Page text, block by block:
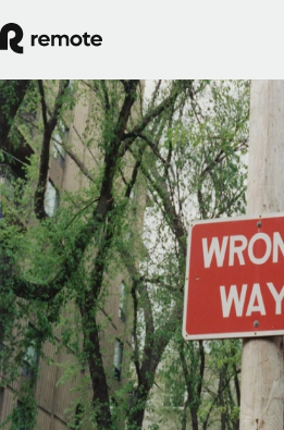
Contractor Management
Gids over de verkeerde
werknemers en zzp'ers
Om verkeerde classificatie van
belangrijker wát je doet dan of je het
teamlid als een werknemer, dan zien
uiteindelijk ook als een werknemer, ook
een dergelijke relatie tot stand te brengen.
ByPedro Barros